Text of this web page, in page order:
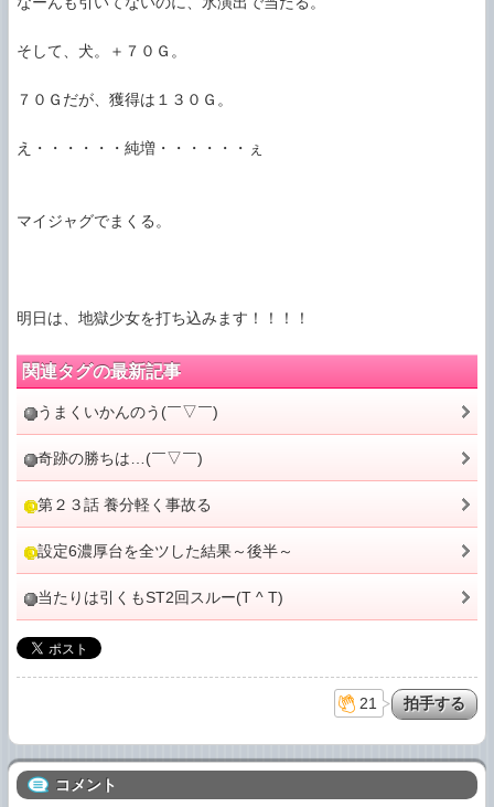
そして、犬。＋７０Ｇ。
７０Ｇだが、獲得は１３０Ｇ。
え・・・・・・純増・・・・・・ぇ
マイジャグでまくる。
関連タグの最新記事
うまくいかんのう(￣▽￣)
奇跡の勝ちは…(￣▽￣)
第２３話 養分軽く事故る
設定6濃厚台を全ツした結果～後半～
当たりは引くもST2回スルー(T ^ T)
21
コメント